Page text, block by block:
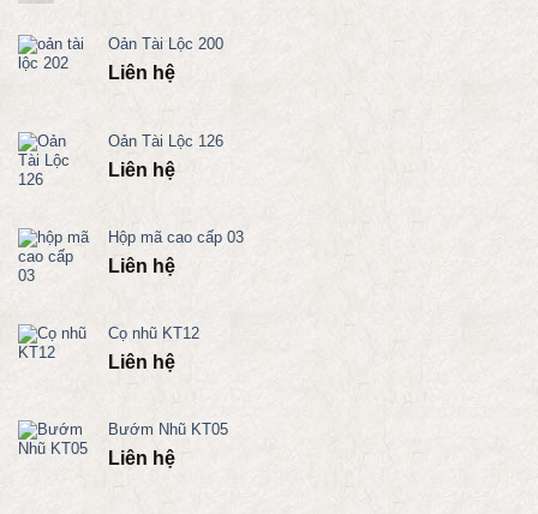
Oản Tài Lộc 200
Liên hệ
Oản Tài Lộc 126
Liên hệ
Hộp mã cao cấp 03
Liên hệ
Cọ nhũ KT12
Liên hệ
Bướm Nhũ KT05
Liên hệ